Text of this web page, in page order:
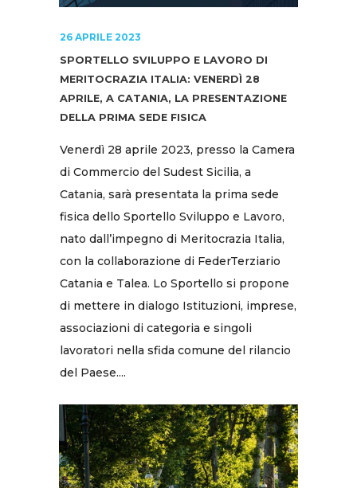
26 APRILE 2023
SPORTELLO SVILUPPO E LAVORO DI
MERITOCRAZIA ITALIA: VENERDÌ 28
APRILE, A CATANIA, LA PRESENTAZIONE
DELLA PRIMA SEDE FISICA
Venerdì 28 aprile 2023, presso la Camera
di Commercio del Sudest Sicilia, a
Catania, sarà presentata la prima sede
fisica dello Sportello Sviluppo e Lavoro,
nato dall’impegno di Meritocrazia Italia,
con la collaborazione di FederTerziario
Catania e Talea. Lo Sportello si propone
di mettere in dialogo Istituzioni, imprese,
associazioni di categoria e singoli
lavoratori nella sfida comune del rilancio
del Paese....